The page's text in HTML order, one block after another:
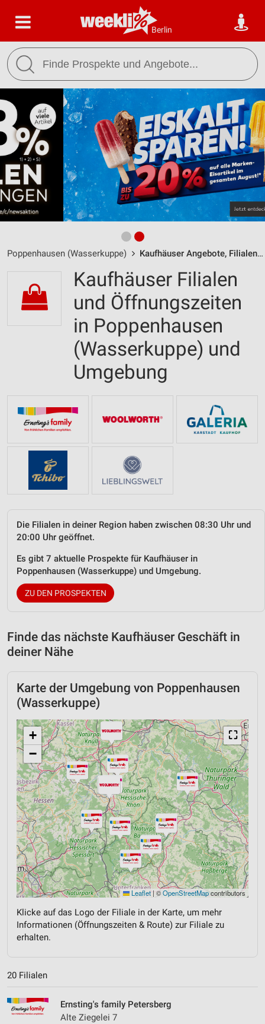
Berlin
Poppenhausen (Wasserkuppe) Kaufhäuser Angebote, Filialen & Öffnungszeiten
Kaufhäuser Filialen
und Öffnungszeiten
in Poppenhausen
(Wasserkuppe) und
Umgebung
Die Filialen in deiner Region haben zwischen 08:30 Uhr und
20:00 Uhr geöffnet.
Es gibt 7 aktuelle Prospekte für Kaufhäuser in
Poppenhausen (Wasserkuppe) und Umgebung.
ZU DEN PROSPEKTEN
Finde das nächste Kaufhäuser Geschäft in
deiner Nähe
Karte der Umgebung von Poppenhausen
(Wasserkuppe)
⛶
+
−
Leaflet |©OpenStreetMapcontributors
Klicke auf das Logo der Filiale in der Karte, um mehr
Informationen (Öffnungszeiten & Route) zur Filiale zu
erhalten.
20 Filialen
Ernsting's family Petersberg
Alte Ziegelei 7